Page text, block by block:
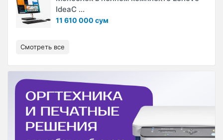
IdeaC ...
11 610 000 сум
Смотреть все